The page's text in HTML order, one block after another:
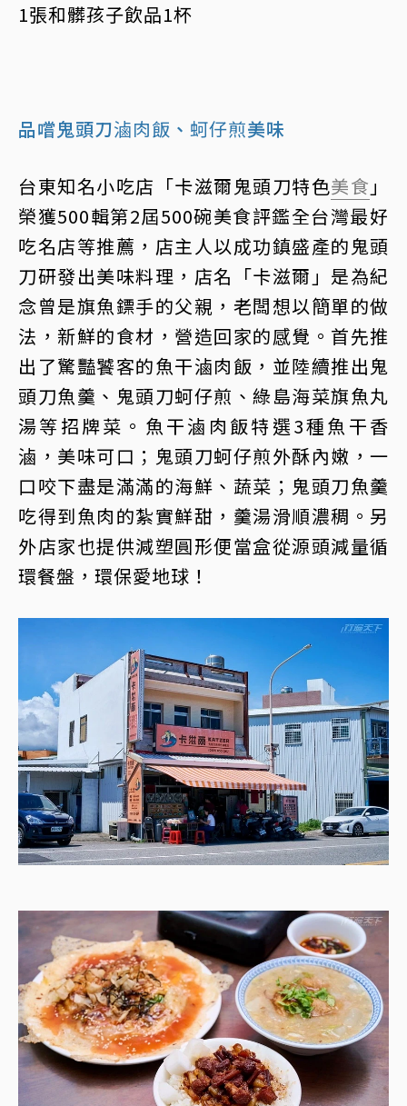
1張和髒孩子飲品1杯
品嚐鬼頭刀滷肉飯 、 蚵仔煎美味
台東知名小吃店「卡滋爾鬼頭刀特色美食 」
榮獲500輯第2屆500碗美食評鑑全台灣最好
吃名店等推薦，店主人以成功鎮盛產的鬼頭
刀研發出美味料理，店名「卡滋爾」是為紀
念曾是旗魚鏢手的父親，老闆想以簡單的做
法，新鮮的食材，營造回家的感覺。首先推
出了驚豔饕客的魚干滷肉飯，並陸續推出鬼
頭刀魚羹、鬼頭刀蚵仔煎、綠島海菜旗魚丸
湯等招牌菜。魚干滷肉飯特選3種魚干香
滷，美味可口；鬼頭刀蚵仔煎外酥內嫩，一
口咬下盡是滿滿的海鮮、蔬菜；鬼頭刀魚羹
吃得到魚肉的紮實鮮甜，羹湯滑順濃稠。另
外店家也提供減塑圓形便當盒從源頭減量循
環餐盤，環保愛地球！